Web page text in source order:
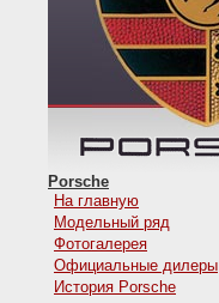
Porsche
На главную
Модельный ряд
Фотогалерея
Официальные дилеры
История Porsche